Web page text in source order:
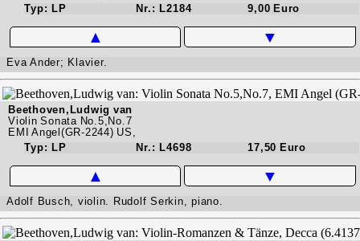
Typ: LP
Nr.: L2184 9,00 Euro
▲ ▼
Eva Ander; Klavier.
Beethoven,Ludwig van
Violin Sonata No.5,No.7
EMI Angel(GR-2244) US,
Typ: LP
Nr.: L4698 17,50 Euro
▲ ▼
Adolf Busch, violin. Rudolf Serkin, piano.